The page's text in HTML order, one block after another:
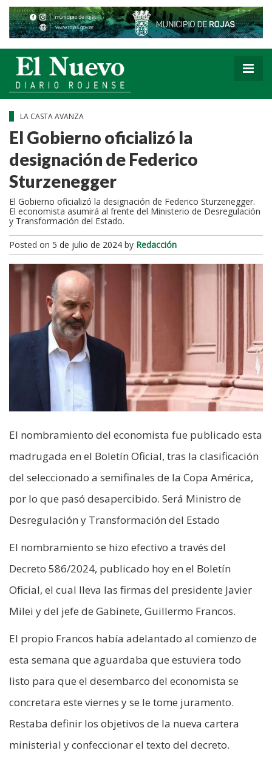
LA CASTA AVANZA
El Gobierno oficializó la
designación de Federico
Sturzenegger
El Gobierno oficializó la designación de Federico Sturzenegger.
El economista asumirá al frente del Ministerio de Desregulación
y Transformación del Estado.
Posted on 5 de julio de 2024 by Redacción
El nombramiento del economista fue publicado esta
madrugada en el Boletín Oficial, tras la clasificación
del seleccionado a semifinales de la Copa América,
por lo que pasó desapercibido. Será Ministro de
Desregulación y Transformación del Estado
El nombramiento se hizo efectivo a través del
Decreto 586/2024, publicado hoy en el Boletín
Oficial, el cual lleva las firmas del presidente Javier
Milei y del jefe de Gabinete, Guillermo Francos.
El propio Francos había adelantado al comienzo de
esta semana que aguardaba que estuviera todo
listo para que el desembarco del economista se
concretara este viernes y se le tome juramento.
Restaba definir los objetivos de la nueva cartera
ministerial y confeccionar el texto del decreto.